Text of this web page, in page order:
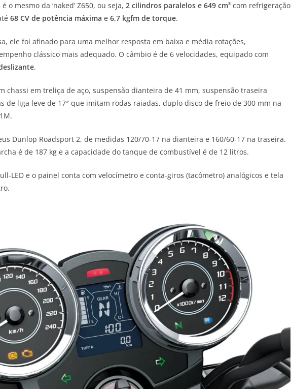
o mesmo da ‘naked’ Z650, ou seja, 2 cilindros paralelos e 649 cm³ com refrigeração
68 CV de potência máxima e 6,7 kgfm de torque.
ele foi afinado para uma melhor resposta em baixa e média rotações,
clássico mais adequado. O câmbio é de 6 velocidades, equipado com
.
chassi em treliça de aço, suspensão dianteira de 41 mm, suspensão traseira
de liga leve de 17″ que imitam rodas raiadas, duplo disco de freio de 300 mm na
Dunlop Roadsport 2, de medidas 120/70-17 na dianteira e 160/60-17 na traseira.
é de 187 kg e a capacidade do tanque de combustível é de 12 litros.
LED e o painel conta com velocímetro e conta-giros (tacômetro) analógicos e tela